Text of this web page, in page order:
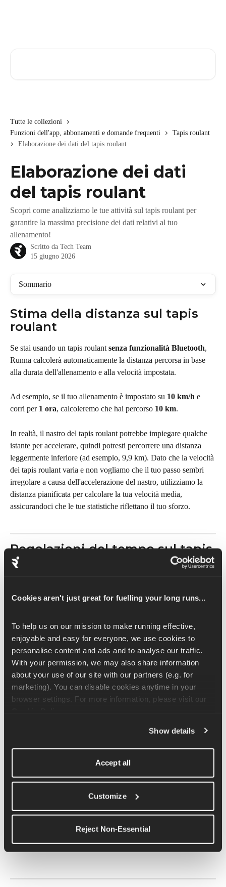
Cookies aren't just great for fuelling your long runs...
To help us on our mission to make running effective,
enjoyable and easy for everyone, we use cookies to
personalise content and ads and to analyse our traffic.
With your permission, we may also share information
about your use of our site with our partners (e.g. for
marketing). You can disable cookies anytime in your
Show details
Accept all
Customize
Reject Non-Essential
Tutte le collezioni
Funzioni dell'app, abbonamenti e domande frequenti
Tapis roulant
Elaborazione dei dati del tapis roulant
Elaborazione dei dati
del tapis roulant
Scopri come analizziamo le tue attività sul tapis roulant per
garantire la massima precisione dei dati relativi al tuo
allenamento!
Scritto da Tech Team
15 giugno 2026
Sommario
Stima della distanza sul tapis
roulant
Se stai usando un tapis roulant senza funzionalità Bluetooth,
Runna calcolerà automaticamente la distanza percorsa in base
alla durata dell'allenamento e alla velocità impostata.
Ad esempio, se il tuo allenamento è impostato su 10 km/h e
corri per 1 ora, calcoleremo che hai percorso 10 km.
In realtà, il nastro del tapis roulant potrebbe impiegare qualche
istante per accelerare, quindi potresti percorrere una distanza
leggermente inferiore (ad esempio, 9,9 km). Dato che la velocità
dei tapis roulant varia e non vogliamo che il tuo passo sembri
irregolare a causa dell'accelerazione del nastro, utilizziamo la
distanza pianificata per calcolare la tua velocità media,
assicurandoci che le tue statistiche riflettano il tuo sforzo.
Regolazioni del tempo sul tapis
roulant
Runna elabora i dati del tapis roulant durante tutta la sessione
Senza queste regolazioni, il tuo passo medio includerebbe il
tempo necessario al tapis roulant per aumentare la velocità o
rallentare. Nei giri brevi e veloci, questo potrebbe far sì che i
dati sul passo del giro presentino uno scarto fino a 15 secondi al
chilometro rispetto al tuo obiettivo. Per evitare questo, Runna
l'effetto dell'accelerazione e della decelerazione. Dato che il
bilancia nel corso dell'allenamento.
dell'allenamento, dai un'occhiata al grafico qui sotto. Dopo
l'elaborazione, il tempo medio sul giro finale corrisponde alla
velocità del tapis roulant; senza elaborazione, noteresti una